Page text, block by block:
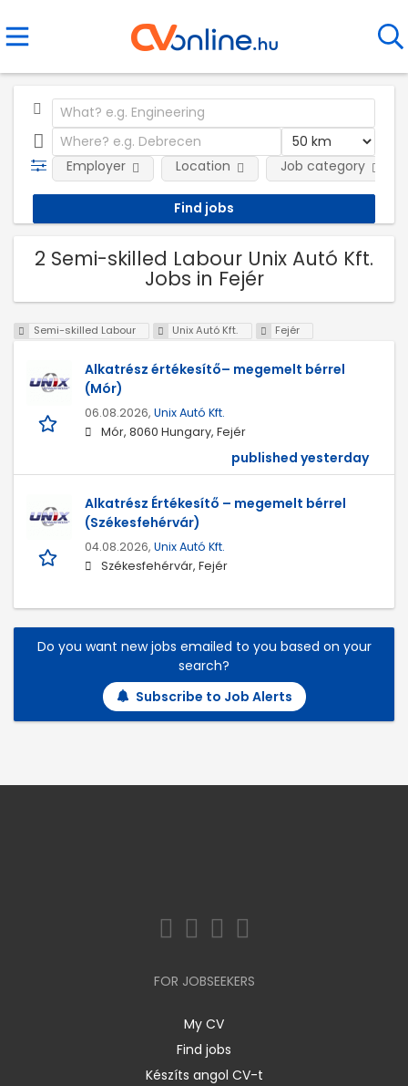
Employer Location Job category
2 Semi-skilled Labour Unix Autó Kft.
Jobs in Fejér
Semi-skilled Labour Unix Autó Kft. Fejér
Alkatrész értékesítő– megemelt bérrel
(Mór)
06.08.2026, Unix Autó Kft.
Mór, 8060 Hungary, Fejér
published yesterday
Alkatrész Értékesítő – megemelt bérrel
(Székesfehérvár)
04.08.2026, Unix Autó Kft.
Székesfehérvár, Fejér
Do you want new jobs emailed to you based on your
search?
Subscribe to Job Alerts
FOR JOBSEEKERS
My CV
Find jobs
Készíts angol CV-t